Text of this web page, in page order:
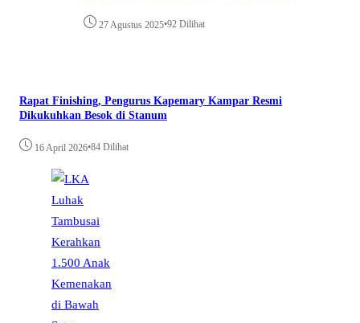
27 Agustus 2025•92 Dilihat
Rapat Finishing, Pengurus Kapemary Kampar Resmi
Dikukuhkan Besok di Stanum
16 April 2026•84 Dilihat